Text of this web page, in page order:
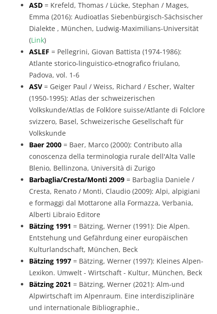
ASD = Krefeld, Thomas / Lücke, Stephan / Mages,
Emma (2016): Audioatlas Siebenbürgisch-Sächsischer
Dialekte , München, Ludwig-Maximilians-Universität
(Link)
ASLEF = Pellegrini, Giovan Battista (1974-1986):
Atlante storico-linguistico-etnografico friulano,
Padova, vol. 1-6
ASV = Geiger Paul / Weiss, Richard / Escher, Walter
(1950-1995): Atlas der schweizerischen
Volkskunde/Atlas de Folklore suisse/Atlante di Folclore
svizzero, Basel, Schweizerische Gesellschaft für
Volkskunde
Baer 2000 = Baer, Marco (2000): Contributo alla
conoscenza della terminologia rurale dell'Alta Valle
Blenio, Bellinzona, Università di Zurigo
Barbaglia/Cresta/Monti 2009 = Barbaglia Daniele /
Cresta, Renato / Monti, Claudio (2009): Alpi, alpigiani
e formaggi dal Mottarone alla Formazza, Verbania,
Alberti Libraio Editore
Bätzing 1991 = Bätzing, Werner (1991): Die Alpen.
Entstehung und Gefährdung einer europäischen
Kulturlandschaft, München, Beck
Bätzing 1997 = Bätzing, Werner (1997): Kleines Alpen-
Lexikon. Umwelt - Wirtschaft - Kultur, München, Beck
Bätzing 2021 = Bätzing, Werner (2021): Alm-und
Alpwirtschaft im Alpenraum. Eine interdisziplinäre
und internationale Bibliographie.,